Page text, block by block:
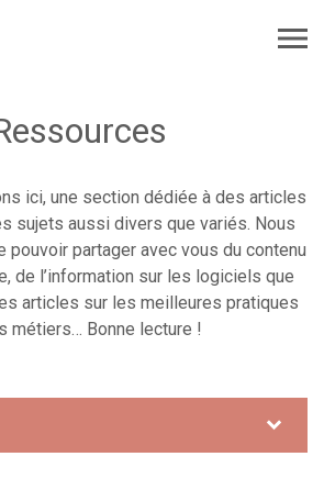
ici, une section dédiée à des articles
sujets aussi divers que variés. Nous
pouvoir partager avec vous du contenu
de l’information sur les logiciels que
articles sur les meilleures pratiques
métiers… Bonne lecture !